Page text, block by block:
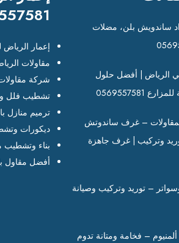
ساندويش بلن، مضلات
الرياض | أفضل حلول
0569557581
– غرف ساندوتش
وتركيب | غرف جاهزة
– توريد وتركيب وصيانة
– فخامة ومتانة تدوم
إعمار الرياض
مقاولات
شركة
تشطيب فلل
ترميم منازل
ديكورات
بناء وتشطيب
أفضل مقاول